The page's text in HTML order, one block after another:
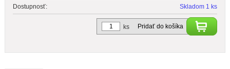
Dostupnosť: Skladom 1 ks
Pridať do košíka
ks